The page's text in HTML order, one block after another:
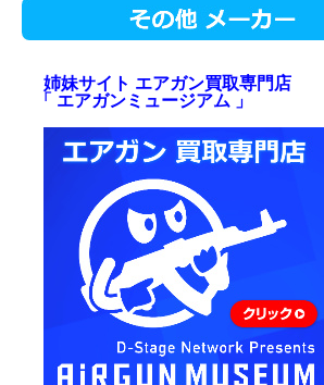
姉妹サイト エアガン買取専門店
「 エアガンミュージアム 」